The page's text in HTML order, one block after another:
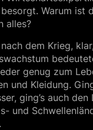
Warum ist
alles?
dem Krieg,
genug zum
und Kleidung.
ging’s auch den
und